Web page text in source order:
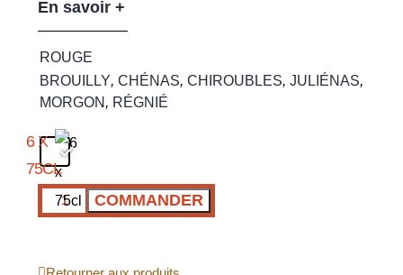
En savoir +
ROUGE
BROUILLY, CHÉNAS, CHIROUBLES, JULIÉNAS,
MORGON, RÉGNIÉ
COMMANDER